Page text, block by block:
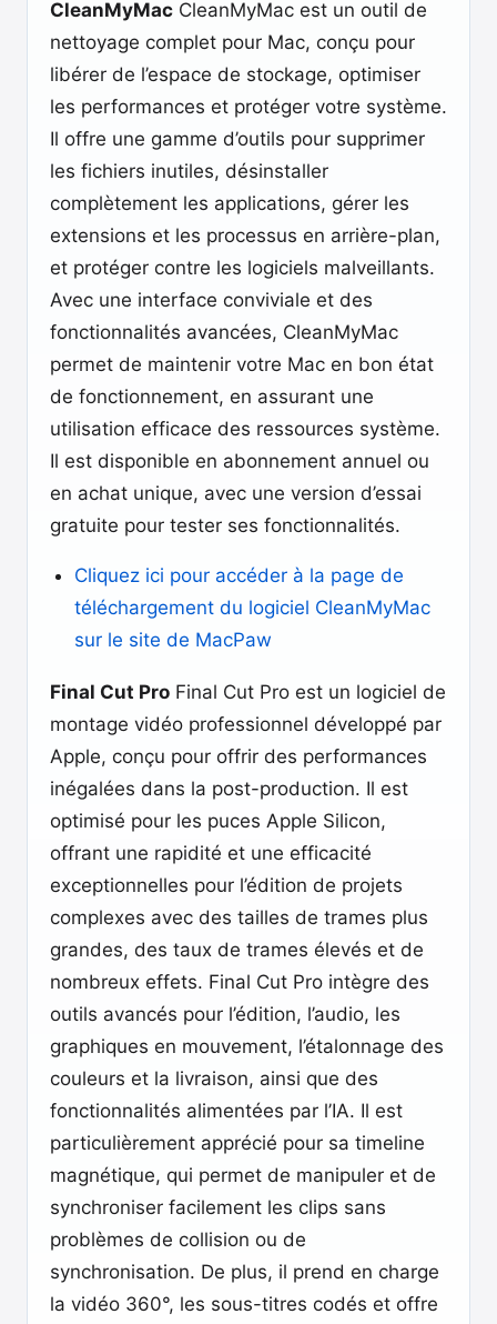
CleanMyMac CleanMyMac est un outil de
nettoyage complet pour Mac, conçu pour
libérer de l’espace de stockage, optimiser
les performances et protéger votre système.
Il offre une gamme d’outils pour supprimer
les fichiers inutiles, désinstaller
complètement les applications, gérer les
extensions et les processus en arrière-plan,
et protéger contre les logiciels malveillants.
Avec une interface conviviale et des
fonctionnalités avancées, CleanMyMac
permet de maintenir votre Mac en bon état
de fonctionnement, en assurant une
utilisation efficace des ressources système.
Il est disponible en abonnement annuel ou
en achat unique, avec une version d’essai
gratuite pour tester ses fonctionnalités.
Cliquez ici pour accéder à la page de
téléchargement du logiciel CleanMyMac
sur le site de MacPaw
Final Cut Pro Final Cut Pro est un logiciel de
montage vidéo professionnel développé par
Apple, conçu pour offrir des performances
inégalées dans la post-production. Il est
optimisé pour les puces Apple Silicon,
offrant une rapidité et une efficacité
exceptionnelles pour l’édition de projets
complexes avec des tailles de trames plus
grandes, des taux de trames élevés et de
nombreux effets. Final Cut Pro intègre des
outils avancés pour l’édition, l’audio, les
graphiques en mouvement, l’étalonnage des
couleurs et la livraison, ainsi que des
fonctionnalités alimentées par l’IA. Il est
particulièrement apprécié pour sa timeline
magnétique, qui permet de manipuler et de
synchroniser facilement les clips sans
problèmes de collision ou de
synchronisation. De plus, il prend en charge
la vidéo 360°, les sous-titres codés et offre